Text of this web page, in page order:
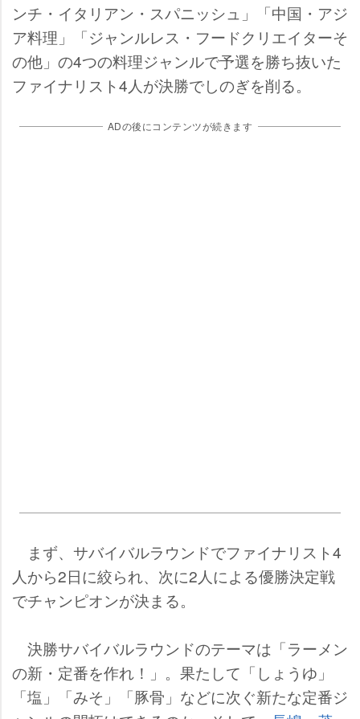
ンチ・イタリアン・スパニッシュ」「中国・アジ
ア料理」「ジャンルレス・フードクリエイターそ
の他」の4つの料理ジャンルで予選を勝ち抜いた
ファイナリスト4人が決勝でしのぎを削る。
ADの後にコンテンツが続きます
まず、サバイバルラウンドでファイナリスト4
人から2日に絞られ、次に2人による優勝決定戦
でチャンピオンが決まる。
決勝サバイバルラウンドのテーマは「ラーメン
の新・定番を作れ！」。果たして「しょうゆ」
「塩」「みそ」「豚骨」などに次ぐ新たな定番ジ